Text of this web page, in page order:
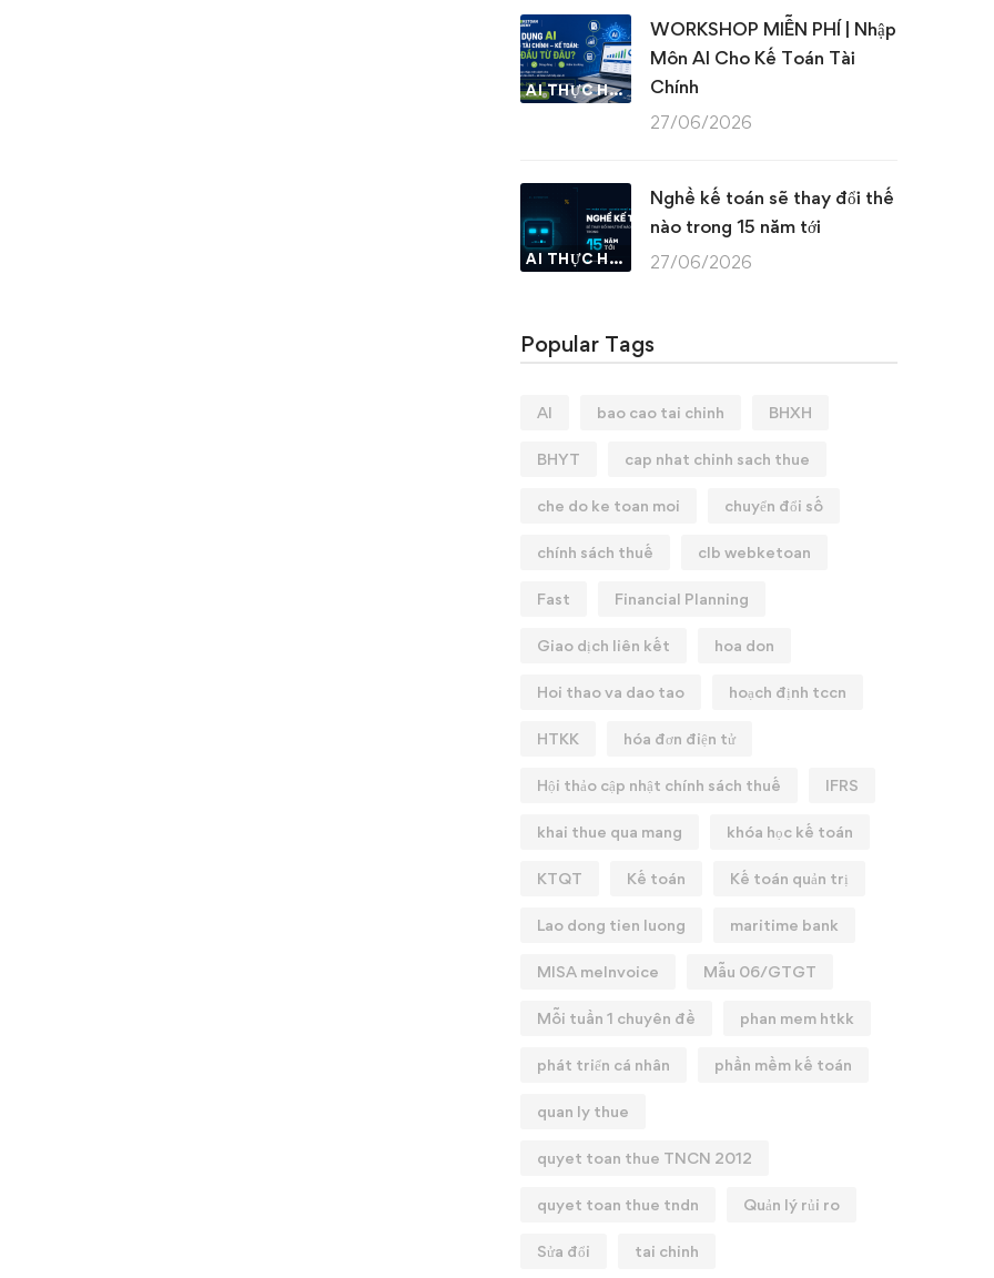
AI THỰC HÀNH
WORKSHOP MIỄN PHÍ | Nhập
Môn AI Cho Kế Toán Tài
Chính
27/06/2026
AI THỰC HÀNH
Nghề kế toán sẽ thay đổi thế
nào trong 15 năm tới
27/06/2026
Popular Tags
AI bao cao tai chinh BHXH
BHYT cap nhat chinh sach thue
che do ke toan moi chuyển đổi số
chính sách thuế clb webketoan
Fast Financial Planning
Giao dịch liên kết hoa don
Hoi thao va dao tao hoạch định tccn
HTKK hóa đơn điện tử
Hội thảo cập nhật chính sách thuế IFRS
khai thue qua mang khóa học kế toán
KTQT Kế toán Kế toán quản trị
Lao dong tien luong maritime bank
MISA meInvoice Mẫu 06/GTGT
Mỗi tuần 1 chuyên đề phan mem htkk
phát triển cá nhân phần mềm kế toán
quan ly thue
quyet toan thue TNCN 2012
quyet toan thue tndn Quản lý rủi ro
Sửa đổi tai chinh